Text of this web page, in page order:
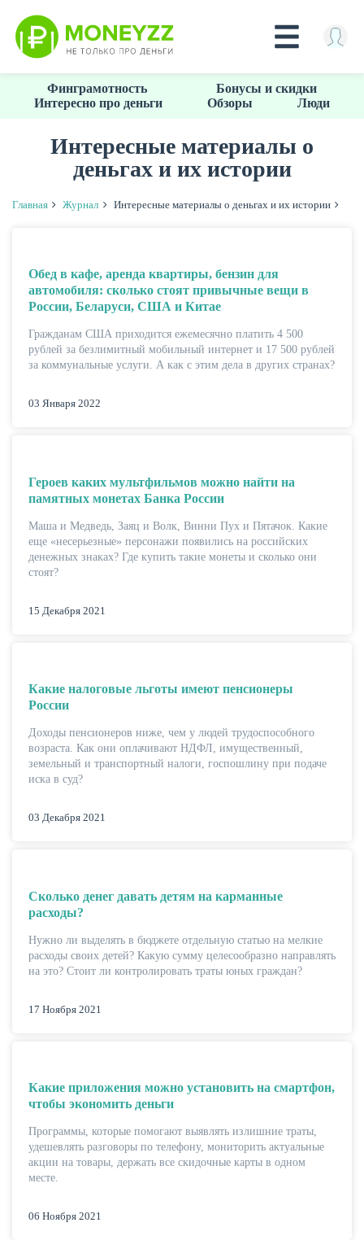
основному
КРЕДИТЫ
РЕЙТИНГ БАНКОВ
Финграмотность
Бонусы и скидки
Интересно про деньги
Обзоры Люди
Интересные материалы о
деньгах и их истории
Главная Журнал Интересные материалы о деньгах и их истории
Обед в кафе, аренда квартиры, бензин для
автомобиля: сколько стоят привычные вещи в
России, Беларуси, США и Китае
Гражданам США приходится ежемесячно платить 4 500
рублей за безлимитный мобильный интернет и 17 500 рублей
за коммунальные услуги. А как с этим дела в других странах?
03 Января 2022
Героев каких мультфильмов можно найти на
памятных монетах Банка России
Маша и Медведь, Заяц и Волк, Винни Пух и Пятачок. Какие
еще «несерьезные» персонажи появились на российских
денежных знаках? Где купить такие монеты и сколько они
стоят?
15 Декабря 2021
Какие налоговые льготы имеют пенсионеры
России
Доходы пенсионеров ниже, чем у людей трудоспособного
возраста. Как они оплачивают НДФЛ, имущественный,
земельный и транспортный налоги, госпошлину при подаче
иска в суд?
03 Декабря 2021
Сколько денег давать детям на карманные
расходы?
Нужно ли выделять в бюджете отдельную статью на мелкие
расходы своих детей? Какую сумму целесообразно направлять
на это? Стоит ли контролировать траты юных граждан?
17 Ноября 2021
Какие приложения можно установить на смартфон,
чтобы экономить деньги
Программы, которые помогают выявлять излишние траты,
удешевлять разговоры по телефону, мониторить актуальные
акции на товары, держать все скидочные карты в одном
месте.
06 Ноября 2021